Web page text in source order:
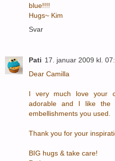
blue!!!!
Hugs~ Kim
Svar
Pati 17. januar 2009 kl.
Dear Camilla
I very much love your
adorable and I like
embellishments you used.
Thank you for your
BIG hugs & take care!